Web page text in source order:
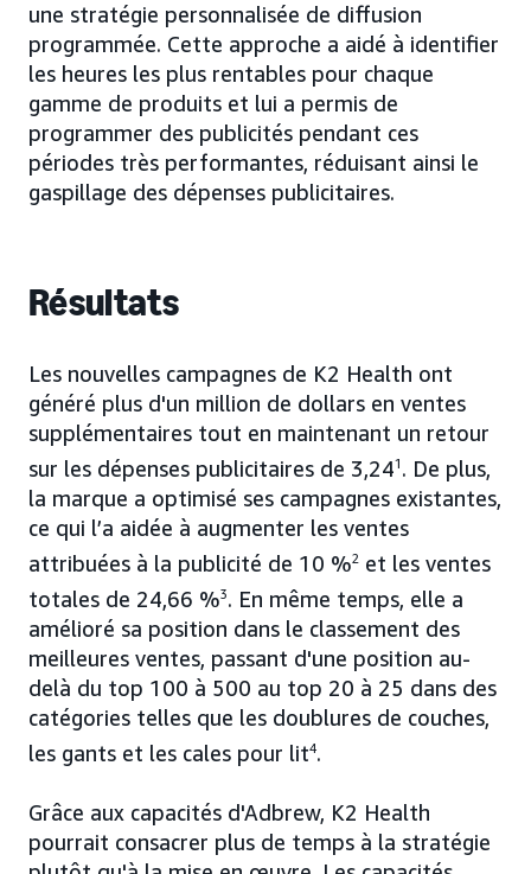
une stratégie personnalisée de diffusion
programmée. Cette approche a aidé à identifier
les heures les plus rentables pour chaque
gamme de produits et lui a permis de
programmer des publicités pendant ces
périodes très performantes, réduisant ainsi le
gaspillage des dépenses publicitaires.
Résultats
Les nouvelles campagnes de K2 Health ont
généré plus d'un million de dollars en ventes
supplémentaires tout en maintenant un retour
sur les dépenses publicitaires de 3,241 . De plus,
la marque a optimisé ses campagnes existantes,
ce qui l’a aidée à augmenter les ventes
attribuées à la publicité de 10 %2 et les ventes
totales de 24,66 %3. En même temps, elle a
amélioré sa position dans le classement des
meilleures ventes, passant d'une position au-
delà du top 100 à 500 au top 20 à 25 dans des
catégories telles que les doublures de couches,
les gants et les cales pour lit4.
Grâce aux capacités d'Adbrew, K2 Health
pourrait consacrer plus de temps à la stratégie